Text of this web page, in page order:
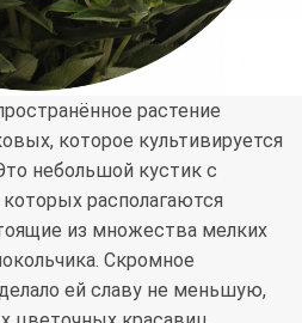
растение
которое культивируется
небольшой кустик с
располагаются
из множества мелких
Скромное
ей славу не меньшую,